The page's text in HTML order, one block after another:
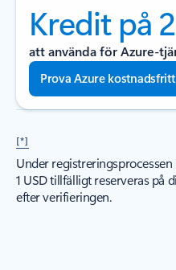
Kredit på
att använda för Azure-
Prova Azure kostnadsfritt
[*]
Under
1 USD tillfälligt reserveras på
efter verifieringen.